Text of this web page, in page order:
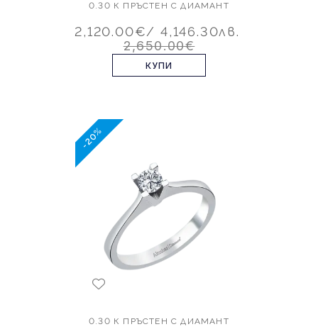
0.30 К ПРЪСТЕН С ДИАМАНТ
2,120.00€/ 4,146.30лв.
2,650.00€
КУПИ
-20%
0.30 К ПРЪСТЕН С ДИАМАНТ